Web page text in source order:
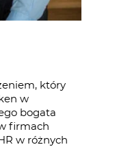
który
w
bogata
firmach
w różnych